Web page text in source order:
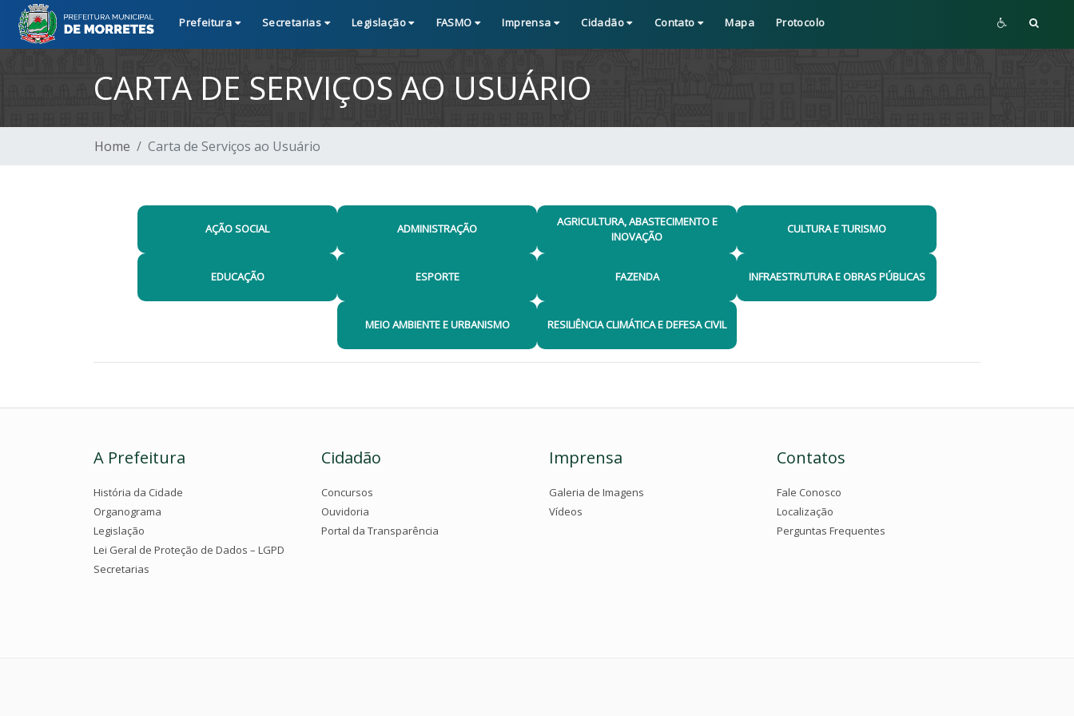
Prefeitura Secretarias Legislação FASMO Imprensa Cidadão Contato Mapa Protocolo
CARTA DE SERVIÇOS AO USUÁRIO
Home Carta de Serviços ao Usuário
AÇÃO SOCIAL ADMINISTRAÇÃO
AGRICULTURA, ABASTECIMENTO E
INOVAÇÃO
CULTURA E TURISMO
EDUCAÇÃO ESPORTE FAZENDA INFRAESTRUTURA E OBRAS PÚBLICAS
MEIO AMBIENTE E URBANISMO RESILIÊNCIA CLIMÁTICA E DEFESA CIVIL
A Prefeitura
História da Cidade
Organograma
Legislação
Lei Geral de Proteção de Dados – LGPD
Secretarias
Cidadão
Concursos
Ouvidoria
Portal da Transparência
Imprensa
Galeria de Imagens
Vídeos
Contatos
Fale Conosco
Localização
Perguntas Frequentes